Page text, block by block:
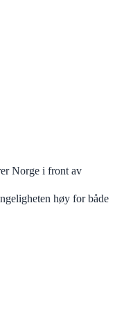
Norge i front av
høy for både